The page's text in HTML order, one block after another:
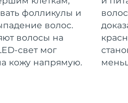
фолликулы и
волос.
волосы на
свет мог
кожу напрямую.
hair
Для мужчин
Ожидаемая дата доставки
8/14/26
Ожидаемая дата доставки
8/10/26
Ожидаемая дата доставки